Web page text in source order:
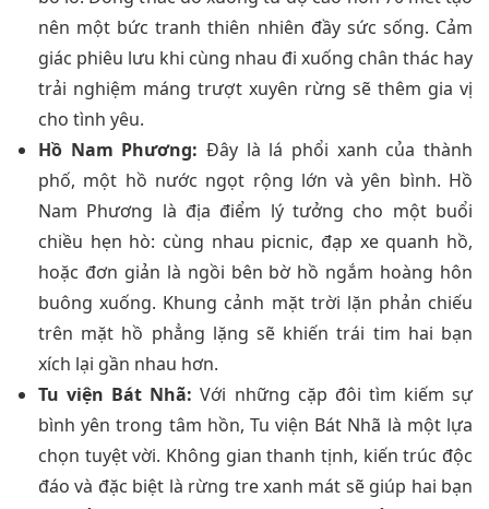
nên một bức tranh thiên nhiên đầy sức sống. Cảm
giác phiêu lưu khi cùng nhau đi xuống chân thác hay
trải nghiệm máng trượt xuyên rừng sẽ thêm gia vị
cho tình yêu.
Hồ Nam Phương: Đây là lá phổi xanh của thành
phố, một hồ nước ngọt rộng lớn và yên bình. Hồ
Nam Phương là địa điểm lý tưởng cho một buổi
chiều hẹn hò: cùng nhau picnic, đạp xe quanh hồ,
hoặc đơn giản là ngồi bên bờ hồ ngắm hoàng hôn
buông xuống. Khung cảnh mặt trời lặn phản chiếu
trên mặt hồ phẳng lặng sẽ khiến trái tim hai bạn
xích lại gần nhau hơn.
Tu viện Bát Nhã: Với những cặp đôi tìm kiếm sự
bình yên trong tâm hồn, Tu viện Bát Nhã là một lựa
chọn tuyệt vời. Không gian thanh tịnh, kiến trúc độc
đáo và đặc biệt là rừng tre xanh mát sẽ giúp hai bạn